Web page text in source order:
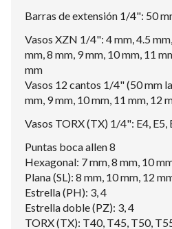
Barras de extensión 1/4": 50
Vasos XZN 1/4": 4 mm, 4.5
mm, 8 mm, 9 mm, 10 mm, 11
mm
Vasos 12 cantos 1/4" (50 mm
mm, 9 mm, 10 mm, 11 mm, 12
Vasos TORX (TX) 1/4": E4, E5,
Puntas boca allen 8
Hexagonal: 7 mm, 8 mm, 10
Plana (SL): 8 mm, 10 mm, 12
Estrella (PH): 3, 4
Estrella doble (PZ): 3, 4
TORX (TX): T40, T45, T50,